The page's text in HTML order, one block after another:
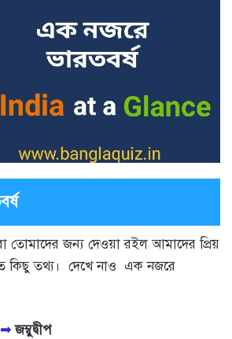
তোমাদের জন্য দেওয়া রইল আমাদের প্রিয়
কিছু তথ্য। দেখে নাও এক নজরে
➟জম্বুদ্বীপ